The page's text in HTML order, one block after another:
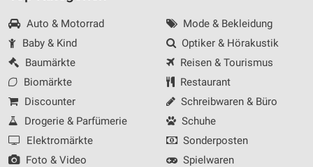
Auto & Motorrad
Baby & Kind
Baumärkte
Biomärkte
Discounter
Drogerie & Parfümerie
Elektromärkte
Foto & Video
Mode & Bekleidung
Optiker & Hörakustik
Reisen & Tourismus
Restaurant
Schreibwaren & Büro
Schuhe
Sonderposten
Spielwaren